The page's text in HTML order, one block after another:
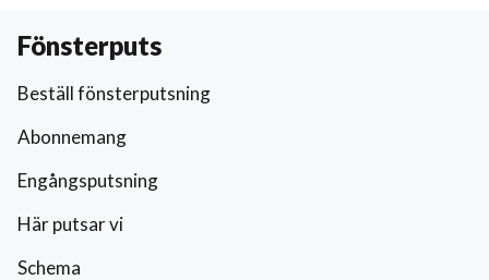
Fönsterputs
Beställ fönsterputsning
Abonnemang
Engångsputsning
Här putsar vi
Schema